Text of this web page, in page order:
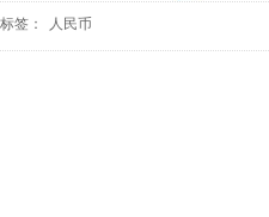
标签： 人民币